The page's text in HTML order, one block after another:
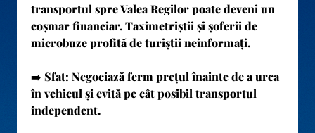
transportul spre Valea Regilor poate deveni un
coșmar financiar. Taximetriștii și șoferii de
microbuze profită de turiștii neinformați.
➡️ Sfat: Negociază ferm prețul înainte de a urca
în vehicul și evită pe cât posibil transportul
independent.